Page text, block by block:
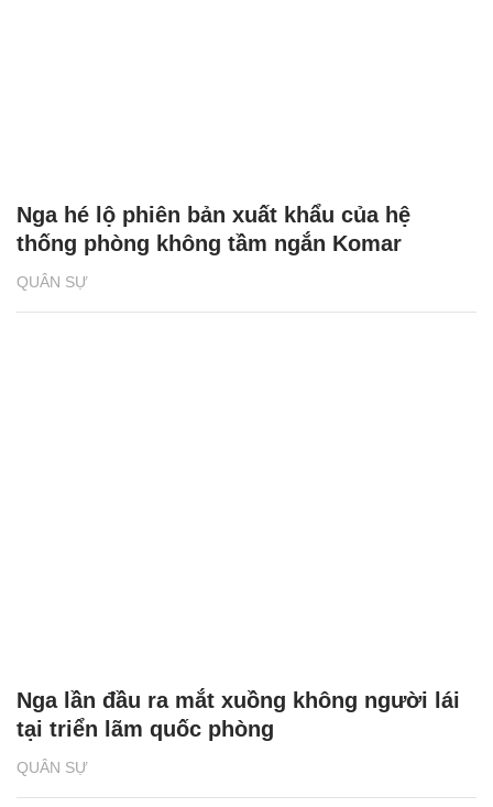
QUÂN SỰ
Nga hé lộ phiên bản xuất khẩu của hệ
thống phòng không tầm ngắn Komar
QUÂN SỰ
Nga lần đầu ra mắt xuồng không người lái
tại triển lãm quốc phòng